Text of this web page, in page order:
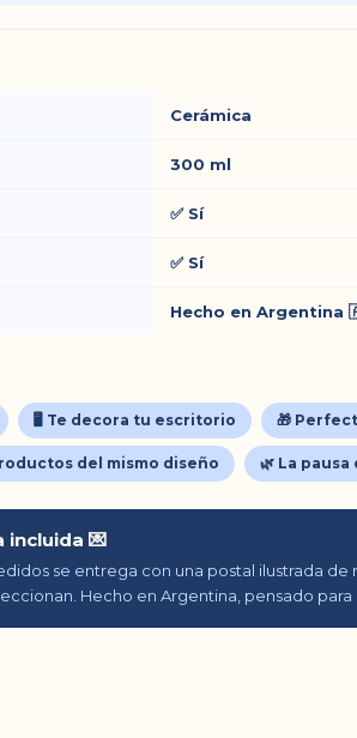
Cerámica
300 ml
✅ Sí
✅ Sí
Hecho en Argentina
🖥️ Te decora tu escritorio 🎁
del mismo diseño 🌿 La
incluida 💌
se entrega con una postal ilustrada
Hecho en Argentina, pensado para